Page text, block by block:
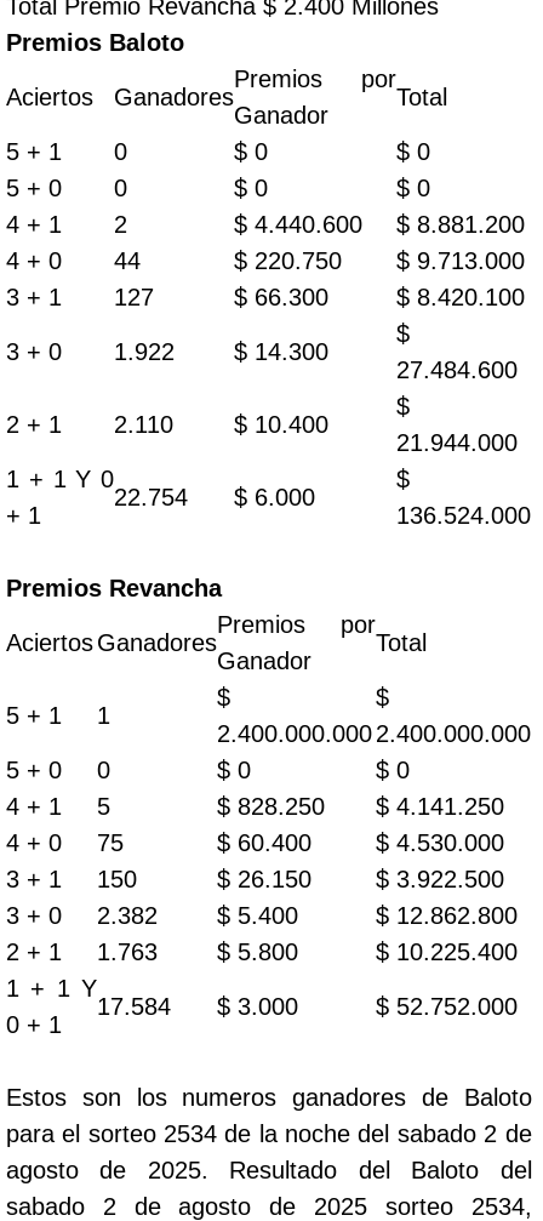
Total Premio Revancha $ 2.400 Millones
Premios Baloto
Aciertos Ganadores
Premios por
Ganador
Total
5 + 1 0 $ 0
$ 0
5 + 0
0 $ 0
$ 0
4 + 1
2 $ 4.440.600
$ 8.881.200
4 + 0
44 $ 220.750
$ 9.713.000
3 + 1
127 $ 66.300 $ 8.420.100
3 + 0 1.922 $ 14.300
$
27.484.600
2 + 1 2.110 $ 10.400
$
21.944.000
1 + 1 Y 0
+ 1
22.754 $ 6.000
$
136.524.000
Premios Revancha
AciertosGanadores
Premios por
Ganador
Total
5 + 1 1
$
2.400.000.000
$
2.400.000.000
5 + 0
0 $ 0
$ 0
4 + 1
5 $ 828.250
$ 4.141.250
4 + 0
75 $ 60.400
$ 4.530.000
3 + 1
150 $ 26.150
$ 3.922.500
3 + 0
2.382 $ 5.400
$ 12.862.800
2 + 1
1.763 $ 5.800
$ 10.225.400
1 + 1 Y
0 + 1
17.584 $ 3.000 $ 52.752.000
Estos son los numeros ganadores de Baloto
para el sorteo 2534 de la noche del sabado 2 de
agosto de 2025. Resultado del Baloto del
sabado 2 de agosto de 2025 sorteo 2534,